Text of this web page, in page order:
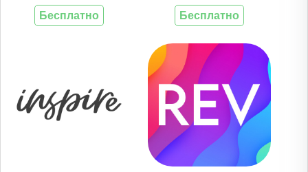
Бесплатно Бесплатно